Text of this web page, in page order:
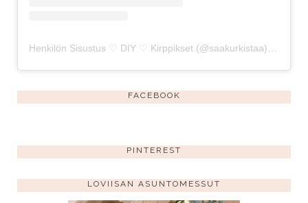
Henkilön Sisustus ♡ DIY ♡ Kirppikset (@saakurkistaa) jakama julkaisu
FACEBOOK
PINTEREST
LOVIISAN ASUNTOMESSUT